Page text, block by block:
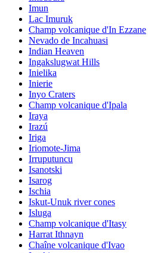
Imun
Lac Imuruk
Champ volcanique d'In Ezzane
Nevado de Incahuasi
Indian Heaven
Ingakslugwat Hills
Inielika
Inierie
Inyo Craters
Champ volcanique d'Ipala
Iraya
Irazú
Iriga
Iriomote-Jima
Irruputuncu
Isanotski
Isarog
Ischia
Iskut-Unuk river cones
Isluga
Champ volcanique d'Itasy
Harrat Ithnayn
Chaîne volcanique d'Ivao